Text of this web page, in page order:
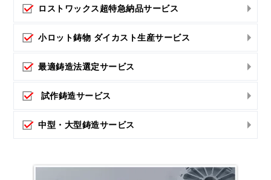
ロストワックス超特急納品サービス
小ロット鋳物 ダイカスト生産サービス
最適鋳造法選定サービス
試作鋳造サービス
中型・大型鋳造サービス